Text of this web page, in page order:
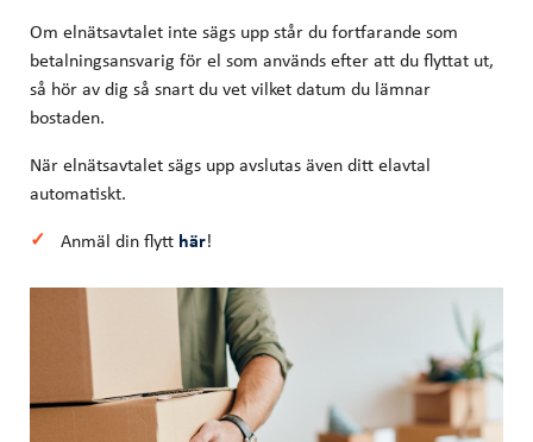
Om elnätsavtalet inte sägs upp står du fortfarande som
betalningsansvarig för el som används efter att du flyttat ut,
så hör av dig så snart du vet vilket datum du lämnar
bostaden.
När elnätsavtalet sägs upp avslutas även ditt elavtal
automatiskt.
Anmäl din flytt här!